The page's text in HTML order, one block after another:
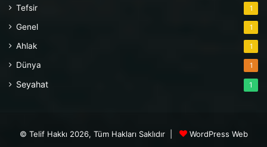
Tefsir 1
Genel 1
Ahlak 1
Dünya 1
Seyahat 1
© Telif Hakkı 2026, Tüm Hakları Saklıdır | WordPress Web